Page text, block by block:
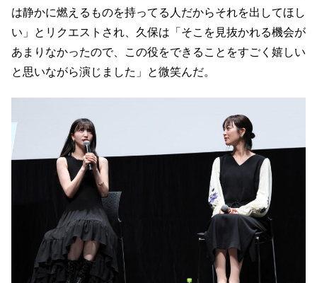
は静かに燃えるものを持ってる人だからそれを出してほし
い」とリクエストされ、久保は「そこを見抜かれる機会が
あまりなかったので、この役をできることをすごく嬉しい
と思いながら演じました」と微笑んだ。